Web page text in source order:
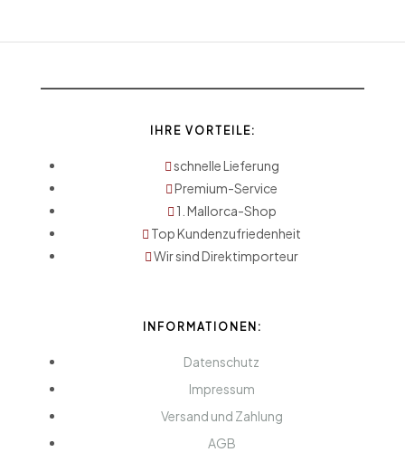
IHRE VORTEILE:
schnelle Lieferung
Premium-Service
1. Mallorca-Shop
Top Kundenzufriedenheit
Wir sind Direktimporteur
INFORMATIONEN:
Datenschutz
Impressum
Versand und Zahlung
AGB